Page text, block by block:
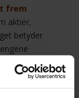
frem
aktier,
betyder